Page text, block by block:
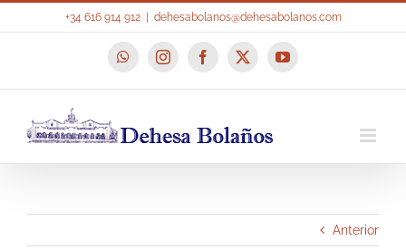
+34 616 914 912 dehesabolanos@dehesabolanos.com
WhatsAppInstagramFacebook
X YouTube
Anterior